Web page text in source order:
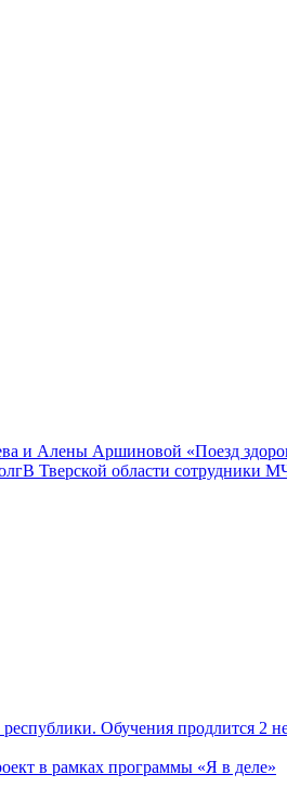
и Алены Аршиновой «Поезд
В Тверской области сотрудники
Обучения продлится 2